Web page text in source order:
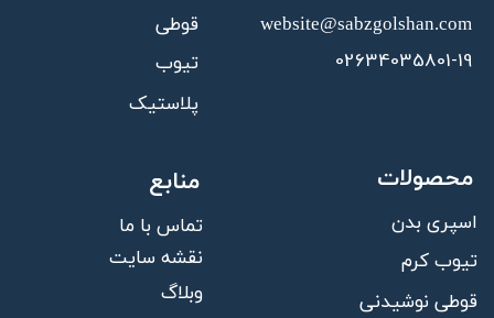
website@sabzgolshan.com​​​​​​​
02634035801-19
قوطی
تیوب
پلاستیک
محصولات
اسپری بدن
تیوب کرم
قوطی نوشیدنی
منابع
تماس با ما
نقشه سایت
وبلاگ